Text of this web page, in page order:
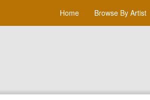
Home Browse By Artist